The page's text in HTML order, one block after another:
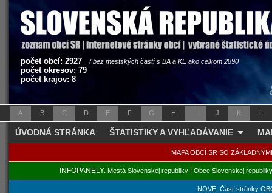
počet obcí: 2927 / bez mestských častí s BA a KE ako celkom 2890
počet okresov: 79
počet krajov: 8
A B C D E F G H I J K L
ÚVODNÁ STRÁNKA ŠTATISTIKY A VYHĽADÁVANIE
MAPA OBCÍ SR SO
INFOPANELY: Mestá Slovenskej republiky| Obce Slovenskej republiky
NOVÉ: Časť stránky